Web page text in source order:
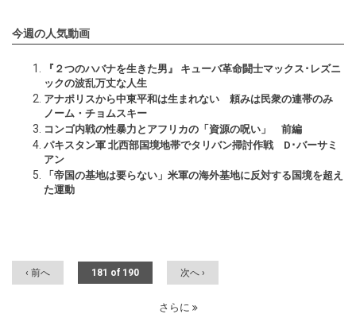
今週の人気動画
『２つのハバナを生きた男』 キューバ革命闘士マックス･レズニ
ックの波乱万丈な人生
アナポリスから中東平和は生まれない 頼みは民衆の連帯のみ
ノーム・チョムスキー
コンゴ内戦の性暴力とアフリカの「資源の呪い」 前編
パキスタン軍 北西部国境地帯でタリバン掃討作戦 D･バーサミ
アン
「帝国の基地は要らない」米軍の海外基地に反対する国境を超え
た運動
‹ 前へ 181 of 190 次へ ›
さらに